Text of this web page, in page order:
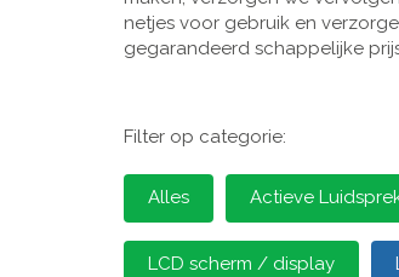
netjes voor gebruik en
gegarandeerd schappelijke
Filter op categorie:
Alles Actieve
LCD scherm / display